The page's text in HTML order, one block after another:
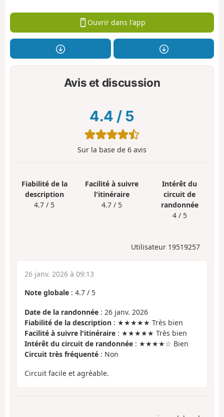
Ouvrir dans l'app
Avis et discussion
4.4 / 5
Sur la base de 6 avis
Fiabilité de la
description
4.7 / 5
Facilité à suivre
l'itinéraire
4.7 / 5
Intérêt du
circuit de
randonnée
4 / 5
Utilisateur 19519257
26 janv. 2026 à 09:13
Note globale : 4.7 / 5
Date de la randonnée : 26 janv. 2026
Fiabilité de la description : ★★★★★ Très bien
Facilité à suivre l'itinéraire : ★★★★★ Très bien
Intérêt du circuit de randonnée : ★★★★☆ Bien
Circuit très fréquenté : Non
Circuit facile et agréable.